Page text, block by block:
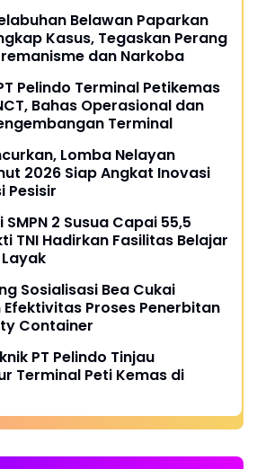
Belawan Paparkan
Kasus, Tegaskan Perang
dan Narkoba
Pelindo Terminal Petikemas
Bahas Operasional dan
Terminal
Lomba Nelayan
2026 Siap Angkat Inovasi
Pesisir
2 Susua Capai 55,5
TNI Hadirkan Fasilitas Belajar
Sosialisasi Bea Cukai
Proses Penerbitan
Container
PT Pelindo Tinjau
Terminal Peti Kemas di